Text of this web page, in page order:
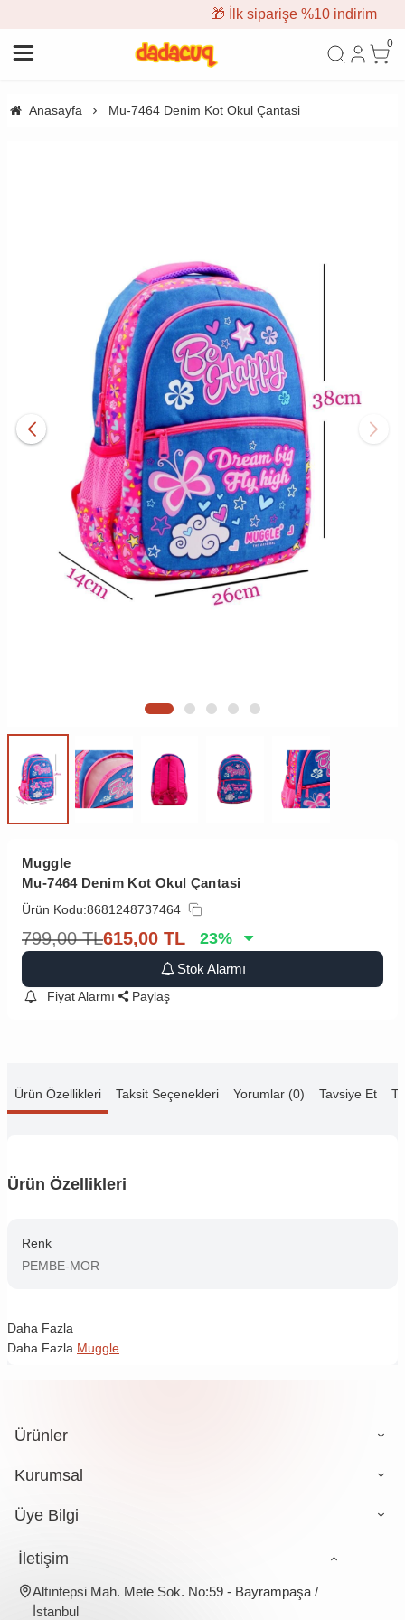
🎁 İlk siparişe %10 indirim
0
Anasayfa Mu-7464 Denim Kot Okul Çantasi
Muggle
Mu-7464 Denim Kot Okul Çantasi
Ürün Kodu:8681248737464
799,00 TL615,00 TL 23%
Stok Alarmı
Fiyat Alarmı Paylaş
Ürün Özellikleri Taksit Seçenekleri Yorumlar (0) Tavsiye Et
Ürün Özellikleri
Renk
PEMBE-MOR
Daha Fazla
Daha Fazla Muggle
Ürünler
Kurumsal
Üye Bilgi
İletişim
Altıntepsi Mah. Mete Sok. No:59 - Bayrampaşa /
İstanbul